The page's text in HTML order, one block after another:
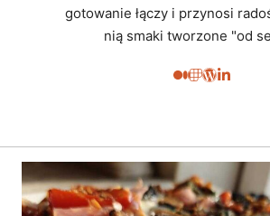
gotowanie łączy i przynosi
nią smaki tworzone "od